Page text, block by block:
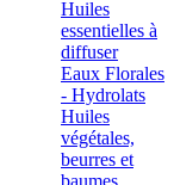
Huiles
essentielles à
diffuser
Eaux Florales
- Hydrolats
Huiles
végétales,
beurres et